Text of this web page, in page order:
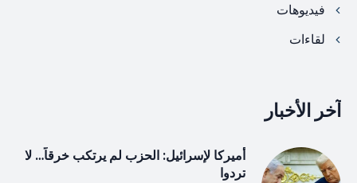
فيديوهات
لقاءات
آخر الأخبار
أميركا لإسرائيل: الحزب لم يرتكب خرقاً… لا
تردوا